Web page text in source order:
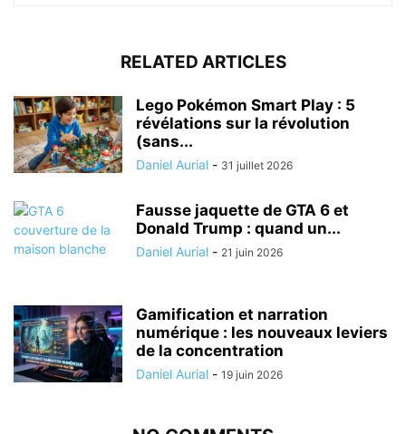
RELATED ARTICLES
Lego Pokémon Smart Play : 5
révélations sur la révolution
(sans...
Daniel Aurial - 31 juillet 2026
Fausse jaquette de GTA 6 et
Donald Trump : quand un...
Daniel Aurial - 21 juin 2026
Gamification et narration
numérique : les nouveaux leviers
de la concentration
Daniel Aurial - 19 juin 2026